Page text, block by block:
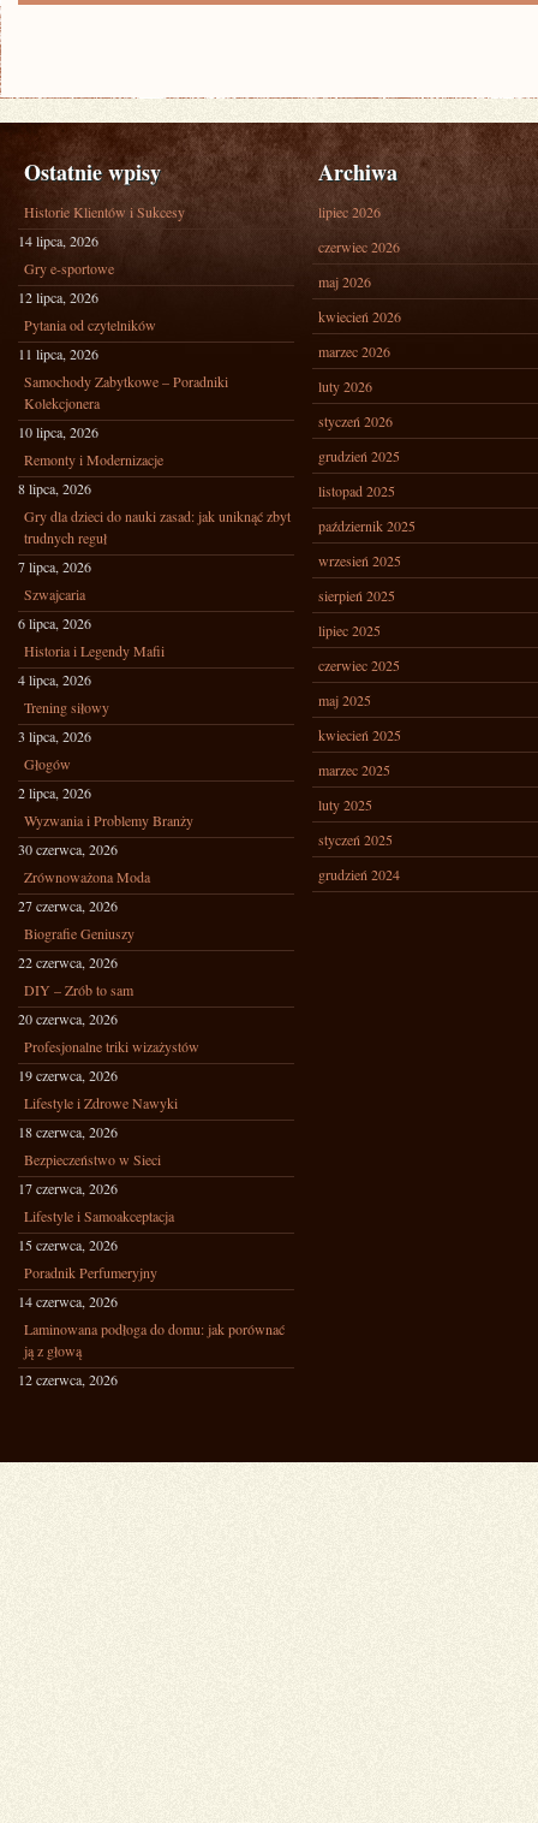
Ostatnie wpisy
Historie Klientów i Sukcesy
14 lipca, 2026
Gry e-sportowe
12 lipca, 2026
Pytania od czytelników
11 lipca, 2026
Samochody Zabytkowe – Poradniki
Kolekcjonera
10 lipca, 2026
Remonty i Modernizacje
8 lipca, 2026
Gry dla dzieci do nauki zasad: jak uniknąć zbyt
trudnych reguł
7 lipca, 2026
Szwajcaria
6 lipca, 2026
Historia i Legendy Mafii
4 lipca, 2026
Trening siłowy
3 lipca, 2026
Głogów
2 lipca, 2026
Wyzwania i Problemy Branży
30 czerwca, 2026
Zrównoważona Moda
27 czerwca, 2026
Biografie Geniuszy
22 czerwca, 2026
DIY – Zrób to sam
20 czerwca, 2026
Profesjonalne triki wizażystów
19 czerwca, 2026
Lifestyle i Zdrowe Nawyki
18 czerwca, 2026
Bezpieczeństwo w Sieci
17 czerwca, 2026
Lifestyle i Samoakceptacja
15 czerwca, 2026
Poradnik Perfumeryjny
14 czerwca, 2026
Laminowana podłoga do domu: jak porównać
ją z głową
12 czerwca, 2026
Archiwa
lipiec 2026
czerwiec 2026
maj 2026
kwiecień 2026
marzec 2026
luty 2026
styczeń 2026
grudzień 2025
listopad 2025
październik 2025
wrzesień 2025
sierpień 2025
lipiec 2025
czerwiec 2025
maj 2025
kwiecień 2025
marzec 2025
luty 2025
styczeń 2025
grudzień 2024